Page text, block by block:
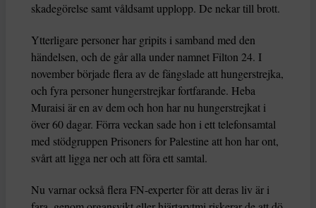
skadegörelse samt våldsamt upplopp. De nekar till brott.
Ytterligare personer har gripits i samband med den
händelsen, och de går alla under namnet Filton 24. I
november började flera av de fängslade att hungerstrejka,
och fyra personer hungerstrejkar fortfarande. Heba
Muraisi är en av dem och hon har nu hungerstrejkat i
över 60 dagar. Förra veckan sade hon i ett telefonsamtal
med stödgruppen Prisoners for Palestine att hon har ont,
svårt att ligga ner och att föra ett samtal.
Nu varnar också flera FN-experter för att deras liv är i